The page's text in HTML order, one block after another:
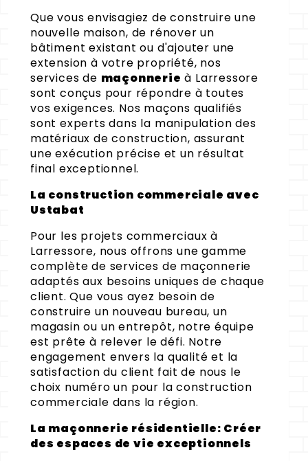
Que vous envisagiez de construire une
nouvelle maison, de rénover un
bâtiment existant ou d'ajouter une
extension à votre propriété, nos
services de maçonnerie à Larressore
sont conçus pour répondre à toutes
vos exigences. Nos maçons qualifiés
sont experts dans la manipulation des
matériaux de construction, assurant
une exécution précise et un résultat
final exceptionnel.
La construction commerciale avec
Ustabat
Pour les projets commerciaux à
Larressore, nous offrons une gamme
complète de services de maçonnerie
adaptés aux besoins uniques de chaque
client. Que vous ayez besoin de
construire un nouveau bureau, un
magasin ou un entrepôt, notre équipe
est prête à relever le défi. Notre
engagement envers la qualité et la
satisfaction du client fait de nous le
choix numéro un pour la construction
commerciale dans la région.
La maçonnerie résidentielle: Créer
des espaces de vie exceptionnels